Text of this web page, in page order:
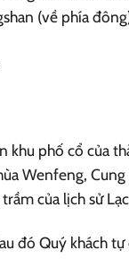
(về phía
khu phố cổ của
Wenfeng,
của lịch sử
đó Quý khách